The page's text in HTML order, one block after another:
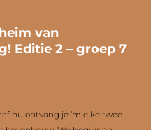
van
Editie 2 – groep 7
nu ontvang je ‘m elke twee